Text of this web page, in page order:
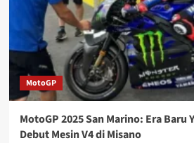
MotoGP
MotoGP 2025 San Marino: Era Baru
Debut Mesin V4 di Misano